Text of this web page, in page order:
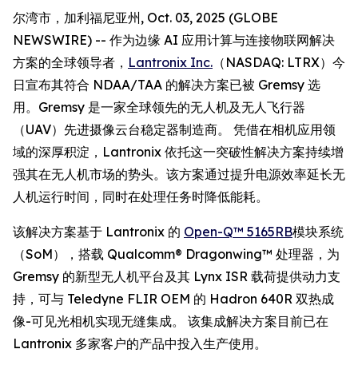
尔湾市，加利福尼亚州, Oct. 03, 2025 (GLOBE
NEWSWIRE) -- 作为边缘 AI 应用计算与连接物联网解决
方案的全球领导者， Lantronix Inc. （NASDAQ: LTRX）今
日宣布其符合 NDAA/TAA 的解决方案已被 Gremsy 选
用。Gremsy 是一家全球领先的无人机及无人飞行器
（UAV）先进摄像云台稳定器制造商。 凭借在相机应用领
域的深厚积淀，Lantronix 依托这一突破性解决方案持续增
强其在无人机市场的势头。该方案通过提升电源效率延长无
人机运行时间，同时在处理任务时降低能耗。
该解决方案基于 Lantronix 的 Open-Q™ 5165RB模块系统
（SoM），搭载 Qualcomm® Dragonwing™ 处理器，为
Gremsy 的新型无人机平台及其 Lynx ISR 载荷提供动力支
持，可与 Teledyne FLIR OEM 的 Hadron 640R 双热成
像-可见光相机实现无缝集成。 该集成解决方案目前已在
Lantronix 多家客户的产品中投入生产使用。